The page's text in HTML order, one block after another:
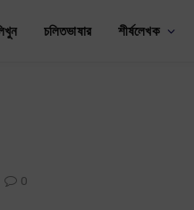
চলিতভাষার শীর্ষলেখক
0